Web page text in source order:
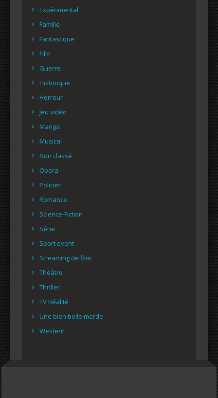
Expérimental
Famille
Fantastique
Film
Guerre
Historique
Horreur
Jeu vidéo
Manga
Musical
Non classé
Opera
Policier
Romance
Science-Fiction
Série
Sport event
Streaming de film
Théâtre
Thriller
TV Réalité
Une bien belle merde
Western